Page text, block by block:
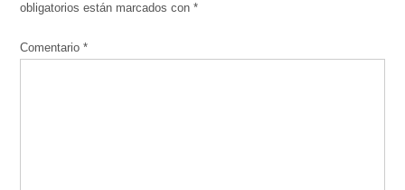
obligatorios están marcados con*
Comentario*